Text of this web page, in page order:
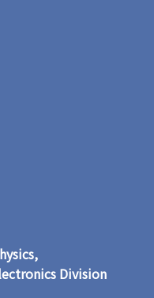
Division